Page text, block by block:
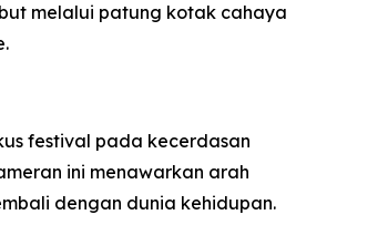
melalui patung kotak cahaya
festival pada kecerdasan
ini menawarkan arah
dengan dunia kehidupan.